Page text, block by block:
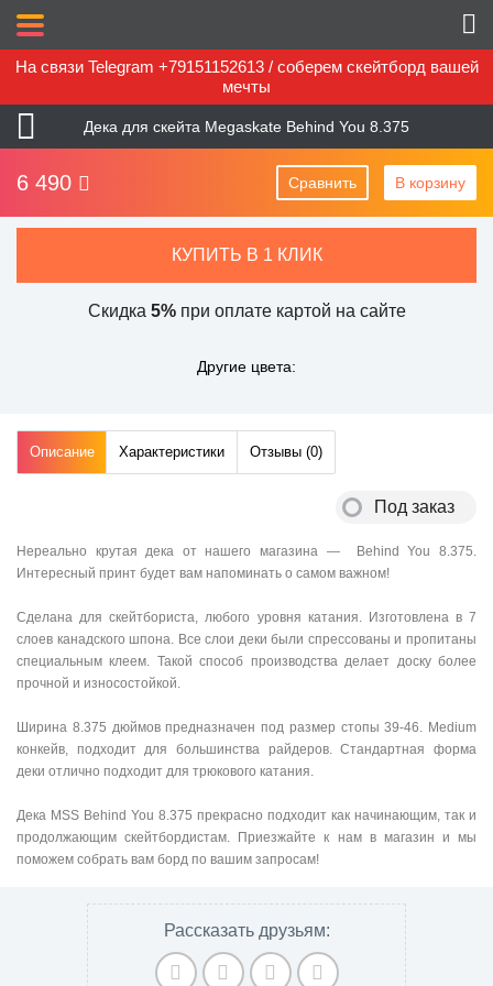
На связи Telegram +79151152613 / соберем скейтборд вашей
мечты
Дека для скейта Megaskate Behind You 8.375
6 490 В корзину
Сравнить
КУПИТЬ В 1 КЛИК
Скидка 5%при оплате картой на сайте
Другие цвета:
Описание Характеристики Отзывы (0)
Под заказ
Нереально крутая дека от нашего магазина — Behind You 8.375.
Интересный принт будет вам напоминать о самом важном!
Сделана для скейтбориста, любого уровня катания. Изготовлена в 7
слоев канадского шпона. Все слои деки были спрессованы и пропитаны
специальным клеем. Такой способ производства делает доску более
прочной и износостойкой.
Ширина 8.375 дюймов предназначен под размер стопы 39-46. Medium
конкейв, подходит для большинства райдеров. Стандартная форма
деки отлично подходит для трюкового катания.
Дека MSS Behind You 8.375 прекрасно подходит как начинающим, так и
продолжающим скейтбордистам. Приезжайте к нам в магазин и мы
поможем собрать вам борд по вашим запросам!
Рассказать друзьям: